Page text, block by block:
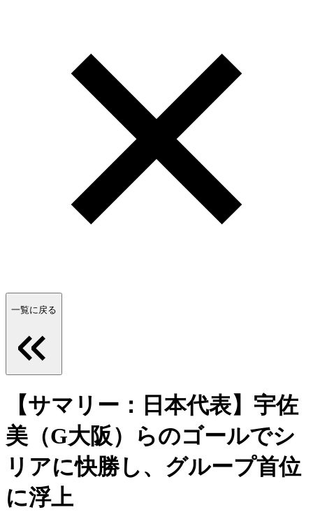
一覧に戻る
【サマリー：日本代表】宇佐
美（G大阪）らのゴールでシ
リアに快勝し、グループ首位
に浮上